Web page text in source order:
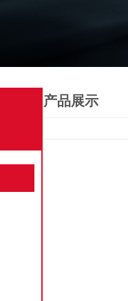
产品展示